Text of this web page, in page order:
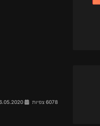
6078 צפיות